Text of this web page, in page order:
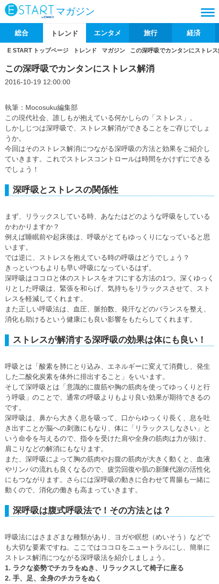
マガジン
総合 トレンド エンタメ 旅行 経済
E START トップページ トレンド マガジン この深呼吸でカンタンにストレ
この深呼吸でカンタンにストレス解消
2016-10-19 12:00:00
執筆：Mocosuku編集部
この現代社会、誰しもが抱えている何かしらの「ストレス」。
しかしじつは深呼吸で、ストレス解消ができることをご存じでしょ
うか。
今回はそのストレス解消につながる深呼吸の方法と効果をご紹介し
ていきます。これでストレスコントロールは時間をかけずにできる
でしょう！
深呼吸とストレスの関係性
まず、リラックスしている時、あなたはどのような呼吸をしている
かわかりますか？
例えば睡眠前や起床後は、呼吸がとてもゆっくりになっていると思
います。
では逆に、ストレスを抱えている時の呼吸はどうでしょう？
きっといつもよりも早い呼吸になっているはず。
深呼吸はココロと体のストレスをオフにする方法の1つ。深くゆっく
りとした呼吸は、緊張を和らげ、気持ちをリラックスさせて、スト
レスを軽減してくれます。
また正しい呼吸法は、血圧、脈拍数、発汗などのバランスを整え、
消化も助けるという健康にも良い影響をもたらしてくれます。
ストレスが解消する深呼吸の効果は体にも良い！
呼吸とは「酸素を肺にとり込み、エネルギーに変えて消費し、発生
した二酸化炭素を体外に排出すること」をいいます。
そして深呼吸とは「意識的に腹筋や胸の筋肉を使ってゆっくりと行
う呼吸」のことで、通常の呼吸よりもより良い効果が期待できるの
です。
深呼吸は、鼻から大きく息を吸って、口からゆっくり長く、息を吐
き出すことが脳への刺激にもなり、体に「リラックスしなさい」と
いう命令を与えるので、指令を受けた肩や全身の筋肉は力が抜け、
肩こりなどの解消にもなります。
また、深呼吸によって胸の筋肉やお腹の筋肉が大きく動くと、血液
やリンパの流れも良くなるので、疲労回復や肌の新陳代謝の活性化
にもつながります。さらには深呼吸の動きに合わせて胃腸も一緒に
動くので、消化の働きも高まっていきます。
深呼吸は腹式呼吸法で！その方法とは？
呼吸法にはさまざまな種類があり、ヨガや瞑想（めいそう）などで
も大切な要素ですね。ここではココロをニュートラルにし、簡単に
ストレス解消につながる深呼吸法を紹介しましょう。
1. ラクな姿勢でチカラをぬき、リラックスして椅子に座る
2. 手、足、全身のチカラをぬく